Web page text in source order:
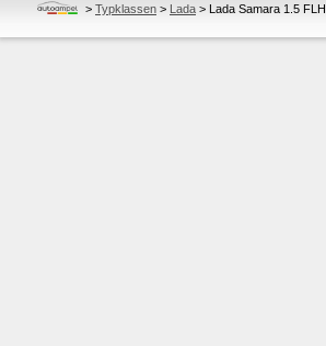
> Typklassen > Lada > Lada Samara 1.5 FLH